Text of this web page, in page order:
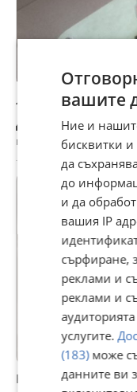
Лазерен нивелир
Договаряне
гр. Пловдив, 30 юли
Нивелир 150мм с 3
вашите
Ние и
бисквитки
да
до
и да
вашия IP
сърфиране,
реклами и
реклами и
услугите.
(183)може
данните ви